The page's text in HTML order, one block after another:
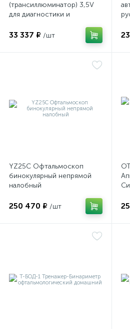
(трансиллюминатор) 3,5V
для диагностики и
структур глазного яблока
33 337 ₽ /шт
YZ25C Офтальмоскоп
бинокулярный непрямой
налобный
250 470 ₽ /шт